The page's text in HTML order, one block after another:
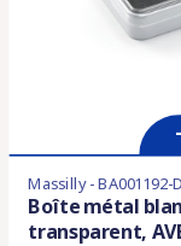
Massilly - BA001192-D
Boîte métal
transparent,